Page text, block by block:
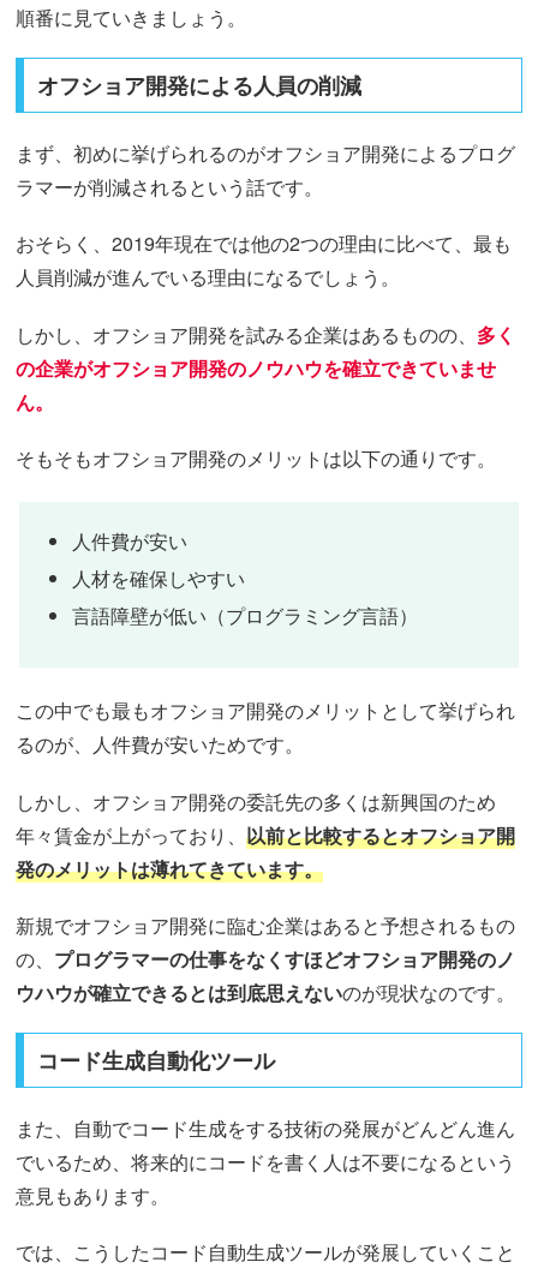
順番に見ていきましょう。
オフショア開発による人員の削減
まず、初めに挙げられるのがオフショア開発によるプログ
ラマーが削減されるという話です。
おそらく、2019年現在では他の2つの理由に比べて、最も
人員削減が進んでいる理由になるでしょう。
しかし、オフショア開発を試みる企業はあるものの、 多く
の企業がオフショア開発のノウハウを確立できていませ
ん。
そもそもオフショア開発のメリットは以下の通りです。
人件費が安い
人材を確保しやすい
言語障壁が低い（プログラミング言語）
この中でも最もオフショア開発のメリットとして挙げられ
るのが、人件費が安いためです。
しかし、オフショア開発の委託先の多くは新興国のため
年々賃金が上がっており、以前と比較するとオフショア開
発のメリットは薄れてきています。
新規でオフショア開発に臨む企業はあると予想されるもの
の、 プログラマーの仕事をなくすほどオフショア開発のノ
ウハウが確立できるとは到底思えないのが現状なのです。
コード生成自動化ツール
また、自動でコード生成をする技術の発展がどんどん進ん
でいるため、将来的にコードを書く人は不要になるという
意見もあります。
では、こうしたコード自動生成ツールが発展していくこと